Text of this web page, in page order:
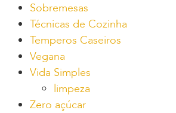
Sobremesas
Técnicas de Cozinha
Temperos Caseiros
Vegana
Vida Simples
limpeza
Zero açúcar